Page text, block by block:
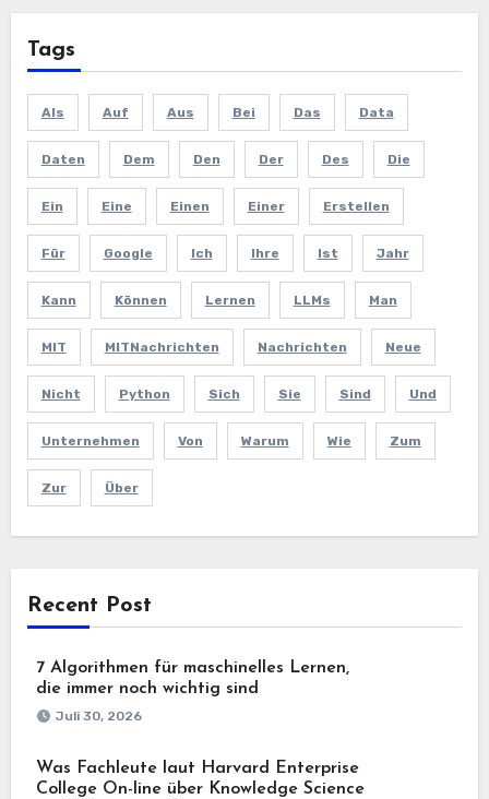
Tags
Als Auf Aus Bei Das Data
Daten Dem Den Der Des Die
Ein Eine Einen Einer Erstellen
Für Google Ich Ihre Ist Jahr
Kann Können Lernen LLMs Man
MIT MITNachrichten Nachrichten Neue
Nicht Python Sich Sie Sind Und
Unternehmen Von Warum Wie Zum
Zur Über
Recent Post
7 Algorithmen für maschinelles Lernen,
die immer noch wichtig sind
Juli 30, 2026
Was Fachleute laut Harvard Enterprise
College On-line über Knowledge Science